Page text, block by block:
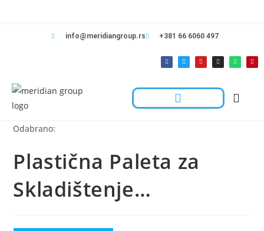
info@meridiangroup.rs +381 66 6060 497
Odabrano:
Plastična Paleta za
Skladištenje…